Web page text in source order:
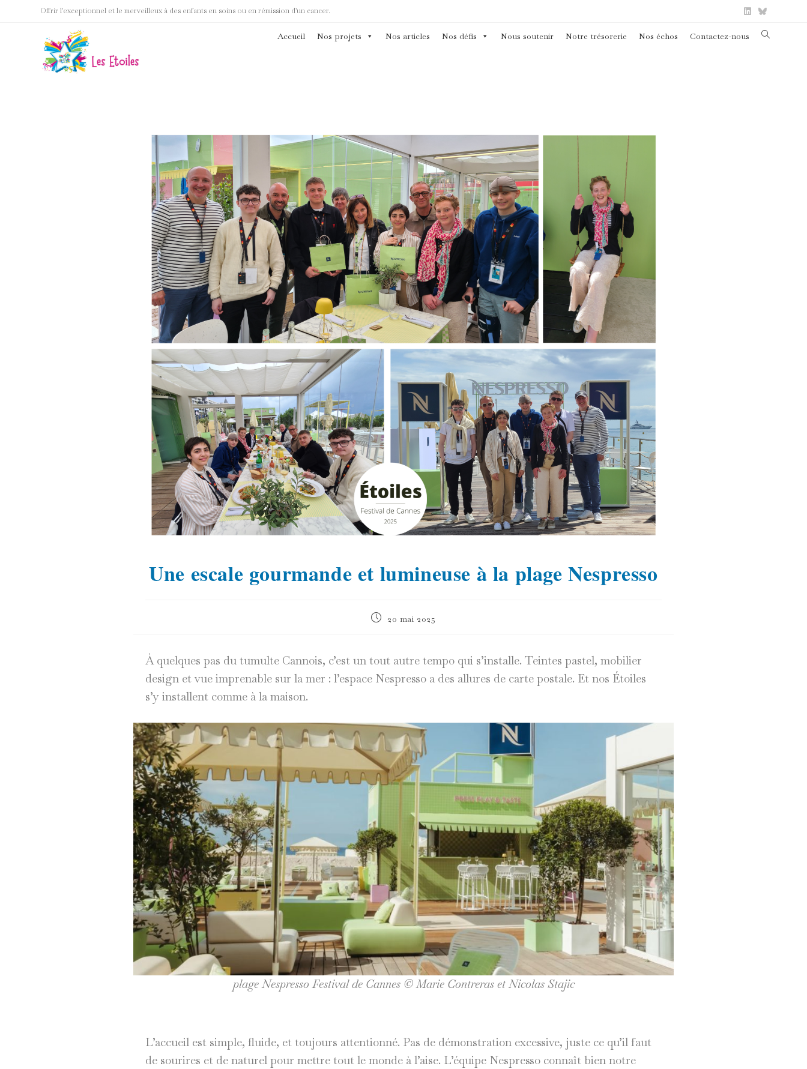
Offrir l'exceptionnel et le merveilleux à des enfants en soins ou en rémission d'un cancer.
Accueil Nos projets Nos articles Nos défis Nous soutenir Notre trésorerie Nos échos Contactez-nous Toggle
Une escale gourmande et lumineuse à la plage Nespresso
Publication
20 mai 2025
À quelques pas du tumulte Cannois, c’est un tout autre tempo qui s’installe. Teintes pastel, mobilier
design et vue imprenable sur la mer : l’espace Nespresso a des allures de carte postale. Et nos Étoiles
s’y installent comme à la maison.
plage Nespresso Festival de Cannes © Marie Contreras et Nicolas Stajic
L’accueil est simple, fluide, et toujours attentionné. Pas de démonstration excessive, juste ce qu’il faut
de sourires et de naturel pour mettre tout le monde à l’aise. L’équipe Nespresso connaît bien notre